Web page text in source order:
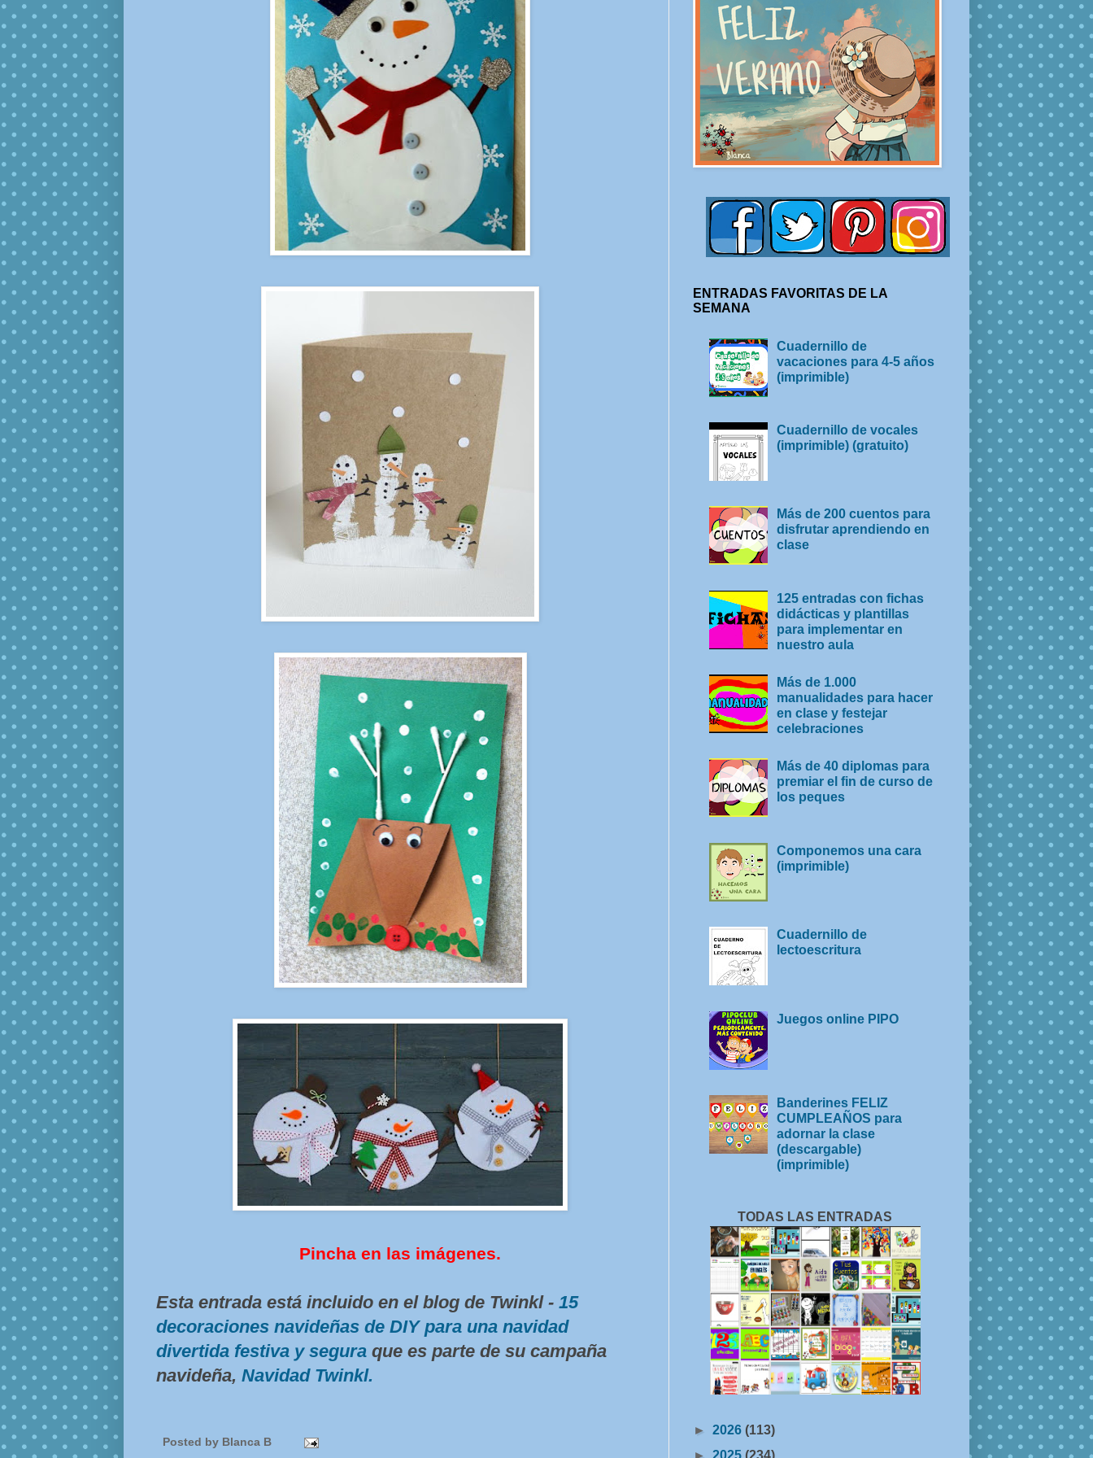
Pincha en las imágenes.
Esta entrada está incluido en el blog de Twinkl - 15
decoraciones navideñas de DIY para una navidad
divertida festiva y segura que es parte de su campaña
navideña, Navidad Twinkl.
Posted by Blanca B
ENTRADAS FAVORITAS DE LA
SEMANA
Cuadernillo de
vacaciones para 4-5 años
(imprimible)
Cuadernillo de vocales
(imprimible) (gratuito)
Más de 200 cuentos para
disfrutar aprendiendo en
clase
125 entradas con fichas
didácticas y plantillas
para implementar en
nuestro aula
Más de 1.000
manualidades para hacer
en clase y festejar
celebraciones
Más de 40 diplomas para
premiar el fin de curso de
los peques
Componemos una cara
(imprimible)
Cuadernillo de
lectoescritura
Juegos online PIPO
Banderines FELIZ
CUMPLEAÑOS para
adornar la clase
(descargable)
(imprimible)
TODAS LAS ENTRADAS
► 2026 (113)